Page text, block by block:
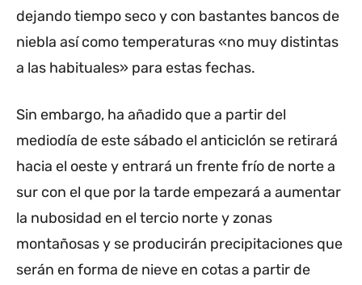
dejando tiempo seco y con bastantes bancos de
niebla así como temperaturas «no muy distintas
a las habituales» para estas fechas.
Sin embargo, ha añadido que a partir del
mediodía de este sábado el anticiclón se retirará
hacia el oeste y entrará un frente frío de norte a
sur con el que por la tarde empezará a aumentar
la nubosidad en el tercio norte y zonas
montañosas y se producirán precipitaciones que
serán en forma de nieve en cotas a partir de